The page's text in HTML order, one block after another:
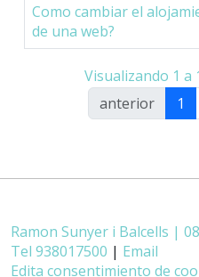
Como cambiar el
de una web?
Visualizando 1 a
anterior
1
Ramon Sunyer i Balcells |
Tel 938017500 | Email
Edita consentimiento de